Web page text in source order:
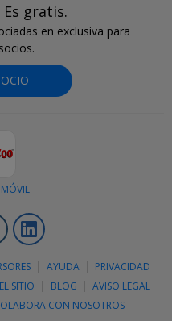
gratis.
en exclusiva para
Instagram
AYUDA
PRIVACIDAD
SITIO BLOG
AVISO LEGAL
CON NOSOTROS